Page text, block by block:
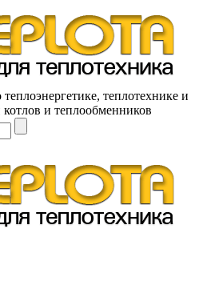
теплотехнике и
и теплообменников